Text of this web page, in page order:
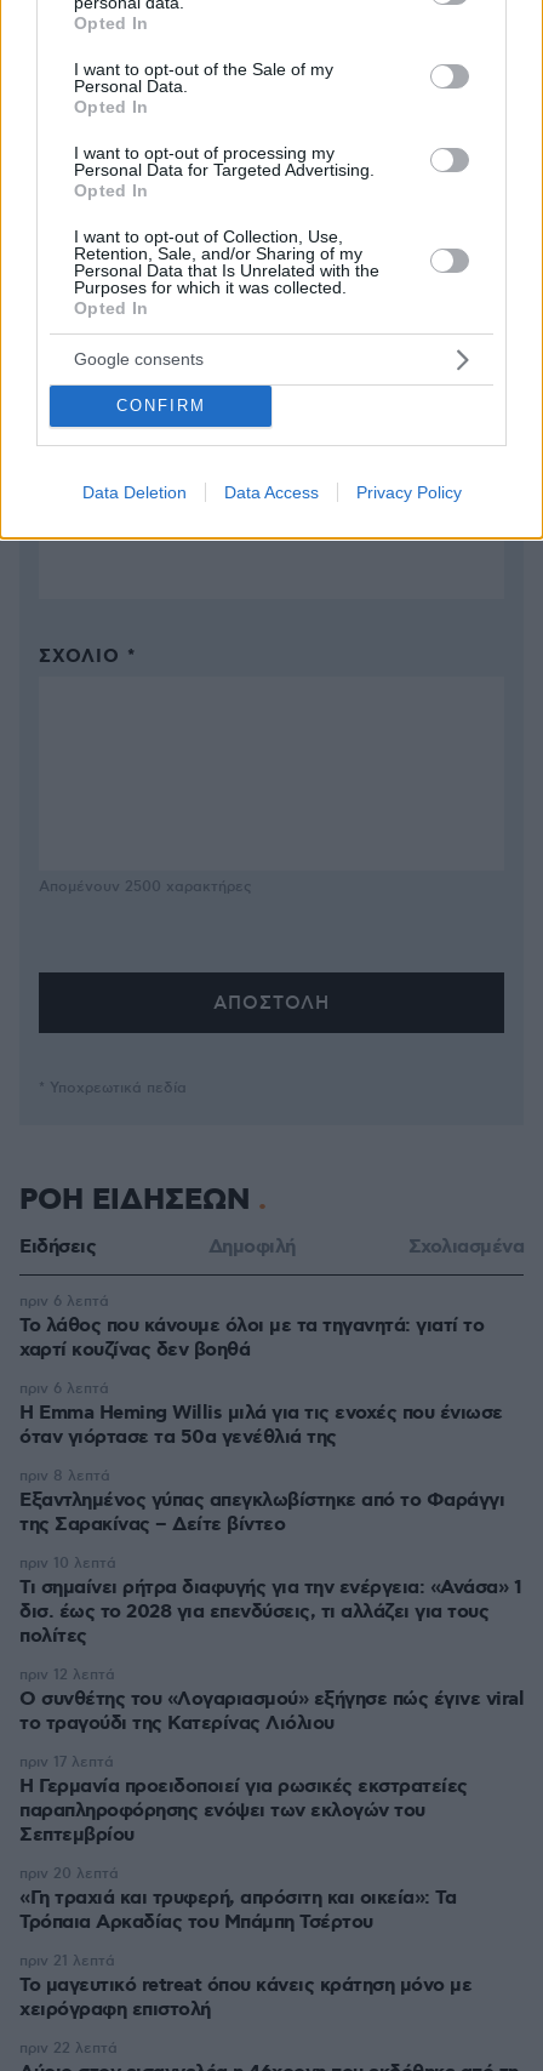
grant or deny consent to Google and its third-party tags to
use your data for below specified purposes in below Google
consent section.
Opted In
I want to opt-out of the Sale of my
Personal Data.
Opted In
I want to opt-out of processing my
Personal Data for Targeted Advertising.
Opted In
I want to opt-out of Collection, Use,
Retention, Sale, and/or Sharing of my
Personal Data that Is Unrelated with the
Purposes for which it was collected.
Opted In
Google consents
CONFIRM
Data Deletion Data Access Privacy Policy
Σιγά τον εργοδότη τον τυχοδιώκτη.Μας έδειξε το
ποιόν του με τη συμπεριφορά του προς τον
αμφιβολία.Και για πες μου ποιόν έφερε για
αντικαταστάτη του Κουέστα ο εργοδότης για τα
ΑΠΑΝΤΗΣΗ
ΠΡΟΣΘΗΚΗ ΣΧΟΛΙΟΥ
ΌΝΟΜΑ *
ΣΧΌΛΙΟ *
Απομένουν 2500 χαρακτήρες
* Υποχρεωτικά πεδία
ΡΟΗ ΕΙΔΗΣΕΩΝ
Ειδήσεις Δημοφιλή Σχολιασμένα
Το λάθος που κάνουμε όλοι με τα τηγανητά: γιατί το
χαρτί κουζίνας δεν βοηθά
πριν 6 λεπτά
H Emma Heming Willis μιλά για τις ενοχές που ένιωσε
όταν γιόρτασε τα 50α γενέθλιά της
πριν 6 λεπτά
Εξαντλημένος γύπας απεγκλωβίστηκε από το Φαράγγι
της Σαρακίνας – Δείτε βίντεο
πριν 8 λεπτά
Τι σημαίνει ρήτρα διαφυγής για την ενέργεια: «Ανάσα» 1
δισ. έως το 2028 για επενδύσεις, τι αλλάζει για τους
πολίτες
πριν 10 λεπτά
Ο συνθέτης του «Λογαριασμού» εξήγησε πώς έγινε viral
το τραγούδι της Κατερίνας Λιόλιου
πριν 12 λεπτά
Η Γερμανία προειδοποιεί για ρωσικές εκστρατείες
παραπληροφόρησης ενόψει των εκλογών του
Σεπτεμβρίου
πριν 17 λεπτά
«Γη τραχιά και τρυφερή, απρόσιτη και οικεία»: Τα
Τρόπαια Αρκαδίας του Μπάμπη Τσέρτου
πριν 20 λεπτά
Το μαγευτικό retreat όπου κάνεις κράτηση μόνο με
χειρόγραφη επιστολή
πριν 21 λεπτά
πριν 22 λεπτά